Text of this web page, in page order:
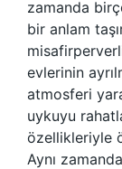
zamanda
bir anlam
evlerinin
atmosferi
uykuyu
özellikleriyle
Aynı